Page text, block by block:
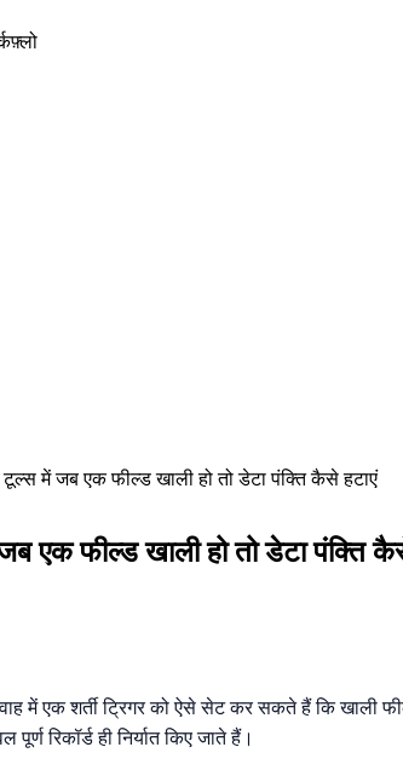
में जब एक फील्ड खाली हो तो डेटा पंक्ति कैसे हटाएं
एक फील्ड खाली हो तो डेटा पंक्ति
में एक शर्ती ट्रिगर को ऐसे सेट कर सकते हैं कि खाली
रिकॉर्ड ही निर्यात किए जाते हैं।